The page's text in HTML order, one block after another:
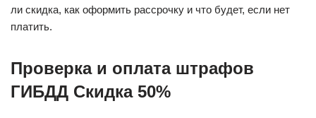
ли скидка, как оформить рассрочку и что будет, если нет
платить.
Проверка и оплата штрафов
ГИБДД Скидка 50%